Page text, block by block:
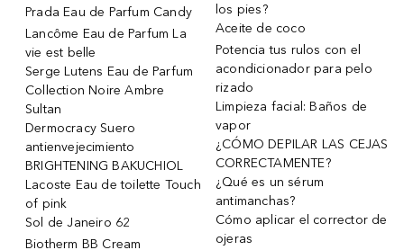
Prada Eau de Parfum Candy
Lancôme Eau de Parfum La
vie est belle
Serge Lutens Eau de Parfum
Collection Noire Ambre
Sultan
Dermocracy Suero
antienvejecimiento
BRIGHTENING BAKUCHIOL
Lacoste Eau de toilette Touch
of pink
Sol de Janeiro 62
Biotherm BB Cream
los pies?
Aceite de coco
Potencia tus rulos con el
acondicionador para pelo
rizado
Limpieza facial: Baños de
vapor
¿CÓMO DEPILAR LAS CEJAS
CORRECTAMENTE?
¿Qué es un sérum
antimanchas?
Cómo aplicar el corrector de
ojeras